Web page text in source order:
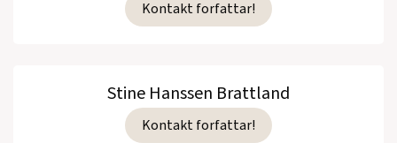
Kontakt forfattar!
Stine Hanssen Brattland
Kontakt forfattar!